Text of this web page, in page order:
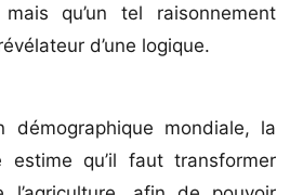
qu’un tel raisonnement
d’une logique.
démographique mondiale, la
estime qu’il faut transformer